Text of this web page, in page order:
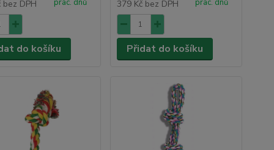
bez DPH
prac. dnů
do košíku
379 Kč bez DPH
prac. dnů
Přidat do košíku